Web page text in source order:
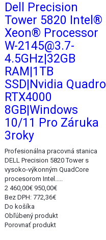
Dell Precision
Tower 5820 Intel®
Xeon® Processor
W-2145@3.7-
4.5GHz|32GB
RAM|1TB
SSD|Nvidia Quadro
RTX4000
8GB|Windows
10/11 Pro Záruka
3roky
Profesionálna pracovná stanica
DELL Precision 5820 Tower s
vysoko-výkonným QuadCore
procesorom Intel.....
2 460,00€ 950,00€
Bez DPH: 772,36€
Do košíka
Obľúbený produkt
Porovnať produkt